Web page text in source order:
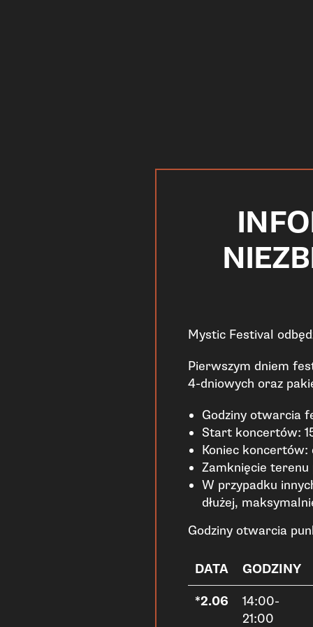
Mystic Festival
Pierwszym dniem
4-dniowych oraz
Godziny otwarcia
Start koncertów:
Koniec
Zamknięcie terenu
W przypadku
dłużej,
Godziny otwarcia
DATA GODZINY
*2.06
14:00-
21:00